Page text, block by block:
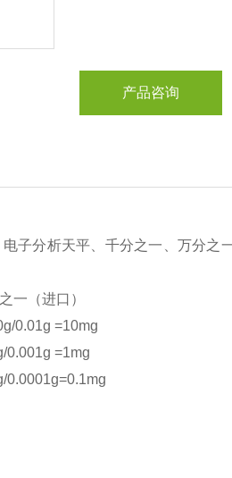
产品咨询
子分析天平、千分之一、万分之
一（进口）
0.01g =10mg
0.001g =1mg
0.0001g=0.1mg